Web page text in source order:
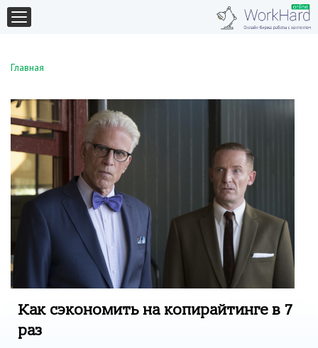
Главная
Как сэкономить на копирайтинге в 7
раз